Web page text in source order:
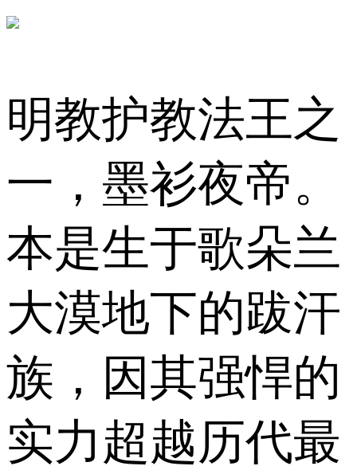
明教护教法王之
一，墨衫夜帝。
本是生于歌朵兰
大漠地下的跋汗
族，因其强悍的
实力超越历代最